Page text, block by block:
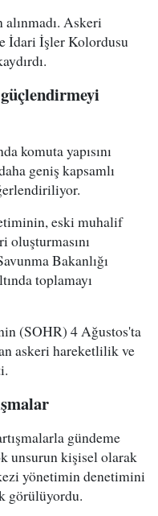
Askeri
İdari İşler Kolordusu
komuta yapısını
geniş kapsamlı
eski muhalif
oluşturmasını
Bakanlığı
toplamayı
(SOHR) 4 Ağustos'ta
askeri hareketlilik ve
gündeme
unsurun kişisel olarak
yönetimin denetimini
görülüyordu.